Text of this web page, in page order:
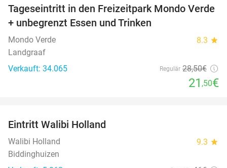
25%
Tageseintritt in den Freizeitpark Mondo Verde
+ unbegrenzt Essen und Trinken
Mondo Verde 8.3 star
Landgraaf
Verkauft: 34.065
Regulär 28,50€
21 ,50€
Eintritt Walibi Holland
Walibi Holland 9.3 star
Biddinghuizen